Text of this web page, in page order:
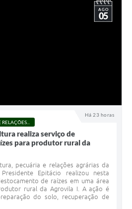
Há 23 horas
AGO
05
realiza serviço de
para produtor rural da
pecuária e relações agrárias da
Epitácio realizou nesta
de raízes em uma área
rural da Agrovila I. A ação é
do solo, recuperação de